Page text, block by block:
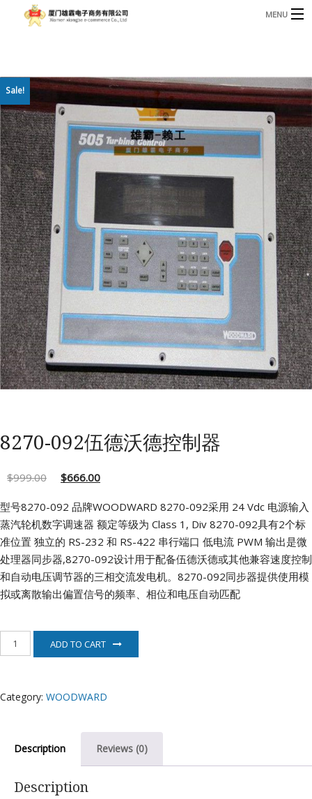
MENU
首页
产品
资讯
关于我们
联系我们
Sale!
8270-092伍德沃德控制器
$999.00 $666.00
型号8270-092 品牌WOODWARD 8270-092采用 24 Vdc 电源输入
蒸汽轮机数字调速器 额定等级为 Class 1, Div 8270-092具有2个标
准位置 独立的 RS-232 和 RS-422 串行端口 低电流 PWM 输出是微
处理器同步器,8270-092设计用于配备伍德沃德或其他兼容速度控制
和自动电压调节器的三相交流发电机。8270-092同步器提供使用模
拟或离散输出偏置信号的频率、相位和电压自动匹配
德
quantity
ADD TO CART
Category: WOODWARD
Description Reviews (0)
Description